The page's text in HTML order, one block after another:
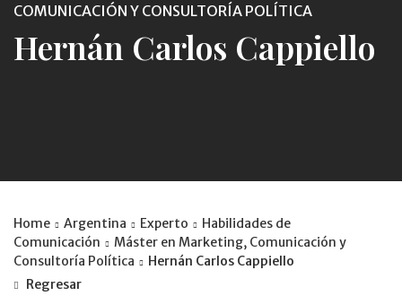
COMUNICACIÓN Y CONSULTORÍA POLÍTICA
Hernán Carlos Cappiello
Home Argentina Experto
Habilidades de
Comunicación
Máster en Marketing, Comunicación y
Consultoría Política
Hernán Carlos Cappiello
Regresar